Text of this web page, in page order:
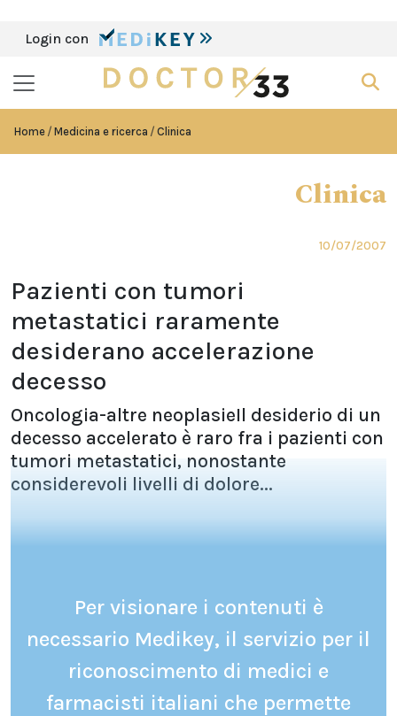
Login con
Home Medicina e ricerca Clinica
Clinica
10/07/2007
Pazienti con tumori
metastatici raramente
desiderano accelerazione
decesso
Oncologia-altre neoplasieIl desiderio di un
decesso accelerato è raro fra i pazienti con
tumori metastatici, nonostante
considerevoli livelli di dolore...
Per visionare i contenuti è
necessario Medikey, il servizio per il
riconoscimento di medici e
farmacisti italiani che permette